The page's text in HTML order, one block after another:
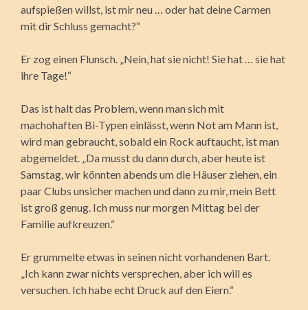
aufspießen willst, ist mir neu … oder hat deine Carmen
mit dir Schluss gemacht?“
Er zog einen Flunsch. „Nein, hat sie nicht! Sie hat … sie hat
ihre Tage!“
Das ist halt das Problem, wenn man sich mit
machohaften Bi-Typen einlässt, wenn Not am Mann ist,
wird man gebraucht, sobald ein Rock auftaucht, ist man
abgemeldet. „Da musst du dann durch, aber heute ist
Samstag, wir könnten abends um die Häuser ziehen, ein
paar Clubs unsicher machen und dann zu mir, mein Bett
ist groß genug. Ich muss nur morgen Mittag bei der
Familie aufkreuzen.“
Er grummelte etwas in seinen nicht vorhandenen Bart.
„Ich kann zwar nichts versprechen, aber ich will es
versuchen. Ich habe echt Druck auf den Eiern.“